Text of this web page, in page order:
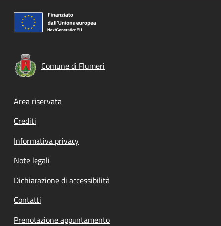
Comune di Flumeri
Footer menu
Area riservata
Crediti
Informativa privacy
Note legali
Dichiarazione di accessibilità
Contatti
Prenotazione appuntamento